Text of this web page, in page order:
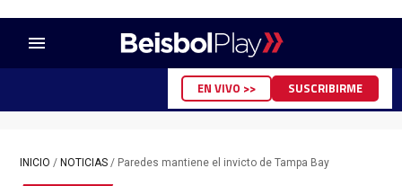
menu
EN VIVO >> SUSCRIBIRME
INICIO / NOTICIAS/ Paredes mantiene el invicto de Tampa Bay